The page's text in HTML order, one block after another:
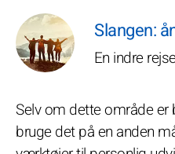
Slangen:
En indre
Selv om dette område er
bruge det på en anden